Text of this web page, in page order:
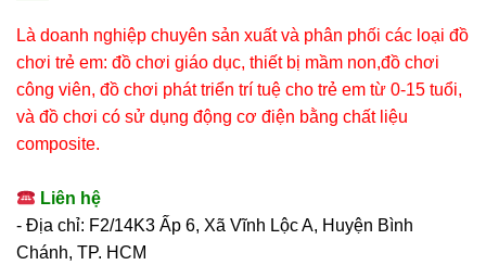
Là doanh nghiệp chuyên sản xuất và phân phối các loại đồ
chơi trẻ em: đồ chơi giáo dục, thiết bị mầm non,đồ chơi
công viên, đồ chơi phát triển trí tuệ cho trẻ em từ 0-15 tuổi,
và đồ chơi có sử dụng động cơ điện bằng chất liệu
composite.
Liên hệ
- Địa chỉ: F2/14K3 Ấp 6, Xã Vĩnh Lộc A, Huyện Bình
Chánh, TP. HCM